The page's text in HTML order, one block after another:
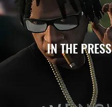
IN THE PRESS